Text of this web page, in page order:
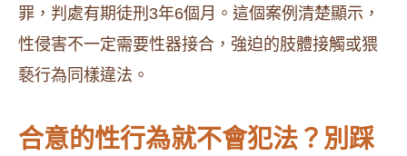
罪，判處有期徒刑3年6個月。這個案例清楚顯示，
性侵害不一定需要性器接合，強迫的肢體接觸或猥
褻行為同樣違法。
合意的性行為就不會犯法？別踩